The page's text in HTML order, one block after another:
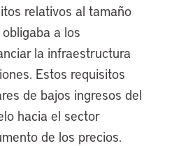
relativos al tamaño
a los
la infraestructura
Estos requisitos
de bajos ingresos del
hacia el sector
de los precios.